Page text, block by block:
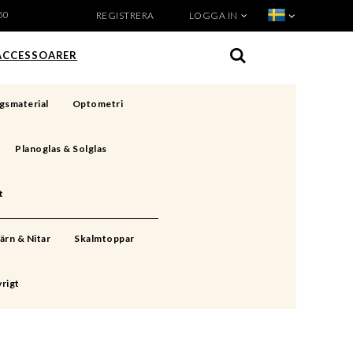
LOGGA IN
REGISTRERA
Optometri
Planoglas & Solglas
& Nitar Skalmtoppar
VISA VARUKORGEN TILL KASSAN